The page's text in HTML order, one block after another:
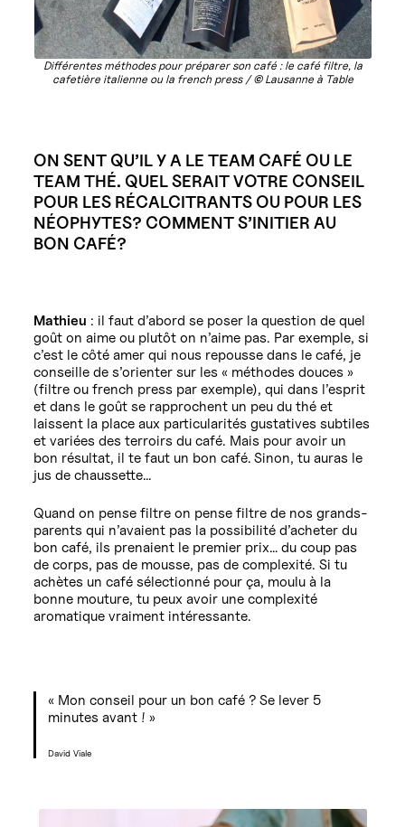
Différentes méthodes pour préparer son café : le café filtre, la
cafetière italienne ou la french press /©Lausanne à Table
ON SENT QU’IL Y A LE TEAM CAFÉ OU LE
TEAM THÉ. QUEL SERAIT VOTRE CONSEIL
POUR LES RÉCALCITRANTS OU POUR LES
NÉOPHYTES? COMMENT S’INITIER AU
BON CAFÉ?
Mathieu : il faut d’abord se poser la question de quel
goût on aime ou plutôt on n’aime pas. Par exemple, si
c’est le côté amer qui nous repousse dans le café, je
conseille de s’orienter sur les « méthodes douces »
(filtre ou french press par exemple), qui dans l’esprit
et dans le goût se rapprochent un peu du thé et
laissent la place aux particularités gustatives subtiles
et variées des terroirs du café. Mais pour avoir un
bon résultat, il te faut un bon café. Sinon, tu auras le
jus de chaussette…
Quand on pense filtre on pense filtre de nos grands-
parents qui n’avaient pas la possibilité d’acheter du
bon café, ils prenaient le premier prix… du coup pas
de corps, pas de mousse, pas de complexité. Si tu
achètes un café sélectionné pour ça, moulu à la
bonne mouture, tu peux avoir une complexité
aromatique vraiment intéressante.
« Mon conseil pour un bon café ? Se lever 5
minutes avant ! »
David Viale